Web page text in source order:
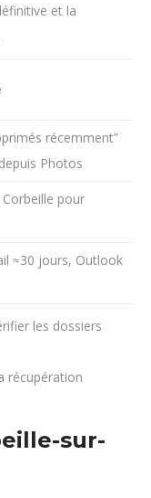
et la
récemment”
Photos
pour
≈30 jours, Outlook
les dossiers
récupération
sur-